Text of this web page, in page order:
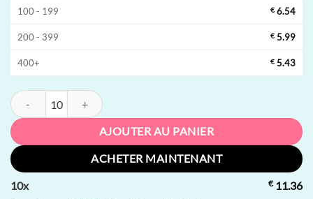
100 - 199 € 6.54
200 - 399 € 5.99
400+ € 5.43
quantité de Bang Legend 150K 6-in-1 Vape jetable | 150000 bouffées,
AJOUTER AU PANIER
ACHETER MAINTENANT
10x €11.36